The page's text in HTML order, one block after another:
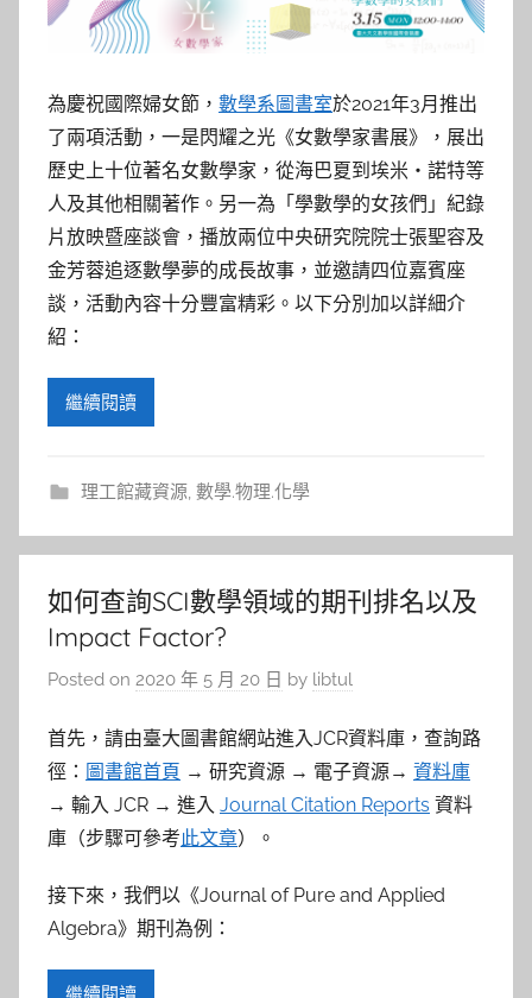
為慶祝國際婦女節， 數學系圖書室於2021年3月推出
了兩項活動，一是閃耀之光《女數學家書展》，展出
歷史上十位著名女數學家，從海巴夏到埃米‧諾特等
人及其他相關著作。另一為「學數學的女孩們」紀錄
片放映暨座談會，播放兩位中央研究院院士張聖容及
金芳蓉追逐數學夢的成長故事，並邀請四位嘉賓座
談，活動內容十分豐富精彩。以下分別加以詳細介
紹：
繼續閱讀
理工館藏資源, 數學.物理.化學
如何查詢SCI數學領域的期刊排名以及
Impact Factor?
Posted on 2020 年 5 月 20 日 by libtul
首先，請由臺大圖書館網站進入JCR資料庫，查詢路
徑： 圖書館首頁 → 研究資源 → 電子資源→ 資料庫
→ 輸入 JCR → 進入 Journal Citation Reports 資料
庫（步驟可參考此文章）。
接下來，我們以《Journal of Pure and Applied
Algebra》期刊為例：